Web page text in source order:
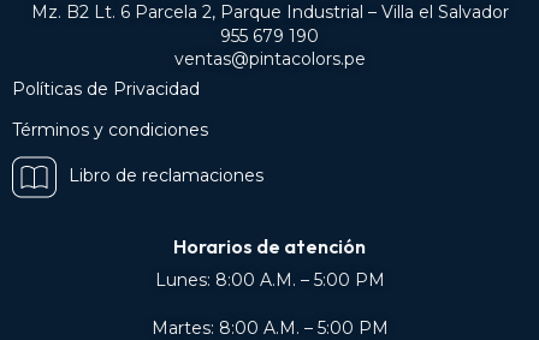
Mz. B2 Lt. 6 Parcela 2, Parque Industrial – Villa el Salvador
955 679 190
ventas@pintacolors.pe
Políticas de Privacidad
Términos y condiciones
Libro de reclamaciones
Horarios de atención
Lunes: 8:00 A.M. – 5:00 PM
Martes: 8:00 A.M. – 5:00 PM